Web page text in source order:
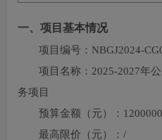
一、项目基本情况
项目编号： NBGJ2024-
项目名称： 2025-2027年
务项目
预算金额（元）： 1200000
最高限价（元）： /